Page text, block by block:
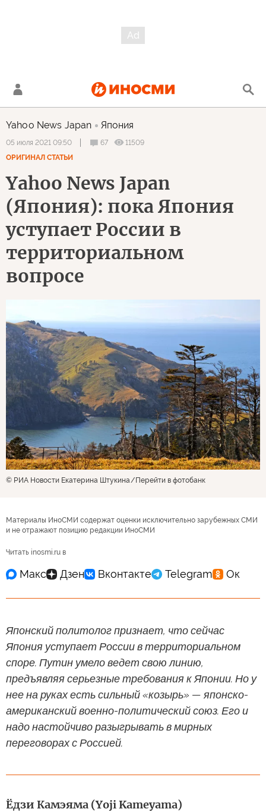
Yahoo News Japan Япония
05 июля 2021 09:50 67
11509
ОРИГИНАЛ СТАТЬИ
Yahoo News Japan
(Япония): пока Япония
уступает России в
территориальном
вопросе
© РИА Новости Екатерина Штукина Перейти в фотобанк
Материалы ИноСМИ содержат оценки исключительно зарубежных СМИ
и не отражают позицию редакции ИноСМИ
Читать inosmi.ru в
Японский политолог признает, что сейчас
Япония уступает России в территориальном
споре. Путин умело ведет свою линию,
предъявляя серьезные требования к Японии. Но у
нее на руках есть сильный «козырь» — японско-
американский военно-политический союз. Его и
надо настойчиво разыгрывать в мирных
переговорах с Россией.
Ёдзи Камэяма (Yoji Kameyama)